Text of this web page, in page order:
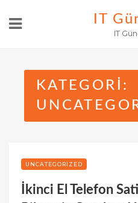
IT
IT
KATEGORI:
UNCATEGORIZED
İkinci El Telefon